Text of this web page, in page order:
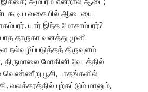
வகையில் ஆடையை
யார் இந்த மோகாம்பரர்?
தாருகா வனத்து முனி
நல்வழிப்படுத்தத் திருவுளம்
மோகினி வேடத்தில்
வெண்ணீறு பூசி, பாதங்களில்
வலக்கரத்தில் புற்கட்டும் மானும்,